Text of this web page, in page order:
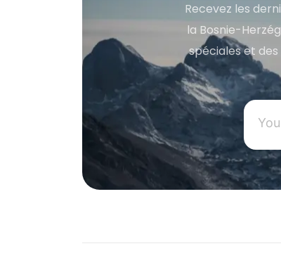
Recevez les
la Bosnie-
spéciales et